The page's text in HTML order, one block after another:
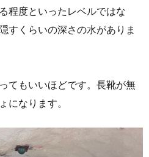
程度といったレベルではな
すくらいの深さの水がありま
てもいいほどです。長靴が無
になります。